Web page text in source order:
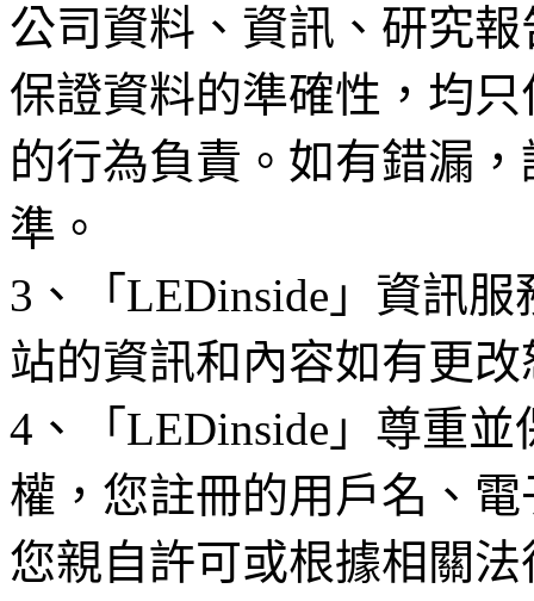
公司資料、資訊、研究
保證資料的準確性，均
的行為負責。如有錯漏
準。
3、「LEDinside」資訊
站的資訊和內容如有更
4、「LEDinside」尊重
權，您註冊的用戶名、
您親自許可或根據相關